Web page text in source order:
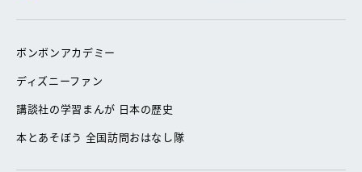
ボンボンアカデミー
ディズニーファン
講談社の学習まんが 日本の歴史
本とあそぼう 全国訪問おはなし隊